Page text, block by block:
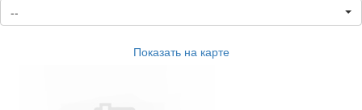
--
Показать на карте